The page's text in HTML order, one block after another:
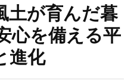
土が育んだ暮
心を備える平
進化